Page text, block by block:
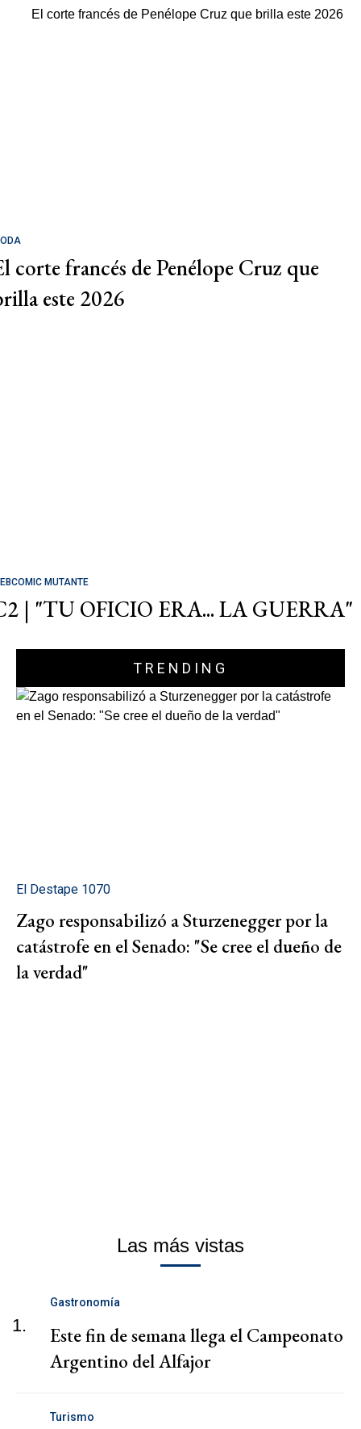
corte francés de Penélope Cruz que
este 2026
MUTANTE
| "TU OFICIO ERA... LA GUERRA"
TRENDING
El Destape 1070
Zago responsabilizó a Sturzenegger por la
catástrofe en el Senado: "Se cree el dueño de
la verdad"
Las más vistas
1.
Gastronomía
Este fin de semana llega el Campeonato
Argentino del Alfajor
Turismo